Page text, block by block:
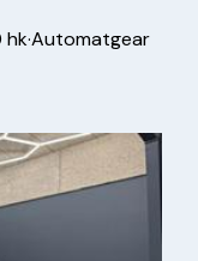
hk·Automatgear